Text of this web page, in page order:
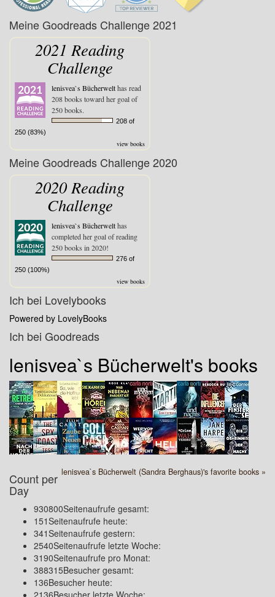
Meine Goodreads Challenge 2021
2021 Reading
Challenge
lenisvea`s Bücherwelthas read
208 books toward her goal of
250 books.
208 of
250 (83%)
view books
Meine Goodreads Challenge 2020
2020 Reading
Challenge
lenisvea`s Bücherwelthas
completed her goal of reading
250 books in 2020!
276 of
250 (100%)
view books
Ich bei Lovelybooks
Powered by LovelyBooks
Ich bei Goodreads
lenisvea`s Bücherwelt's books
lenisvea`s Bücherwelt (Sandra Berghaus)'s favorite books »
Count per
Day
930800Seitenaufrufe gesamt:
151Seitenaufrufe heute:
341Seitenaufrufe gestern:
2540Seitenaufrufe letzte Woche:
3190Seitenaufrufe pro Monat:
388315Besucher gesamt:
136Besucher heute:
2136Besucher letzte Woche: